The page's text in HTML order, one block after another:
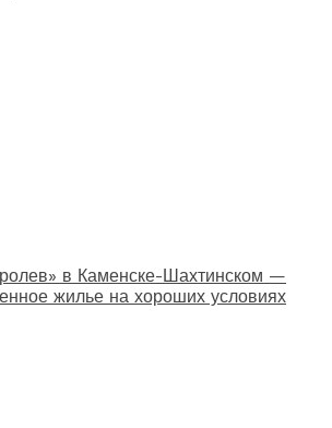
в Каменске-Шахтинском —
жилье на хороших условиях